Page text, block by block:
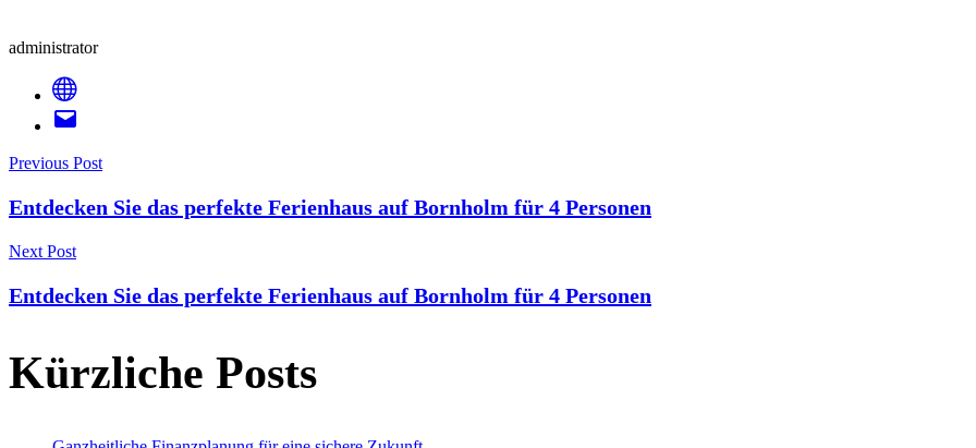
administrator
Post
Navigation
Previous Post
Entdecken Sie das perfekte Ferienhaus auf Bornholm für 4 Personen
Next Post
Entdecken Sie das perfekte Ferienhaus auf Bornholm für 4 Personen
Kürzliche Posts